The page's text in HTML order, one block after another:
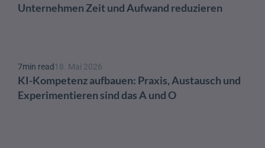
Unternehmen Zeit und Aufwand reduzieren
7min read18. Mai 2026
KI-Kompetenz aufbauen: Praxis, Austausch und
Experimentieren sind das A und O